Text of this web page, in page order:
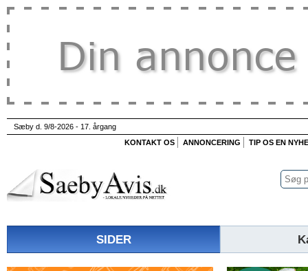
Sæby d. 9/8-2026 - 17. årgang
KONTAKT OS
ANNONCERING TIP OS EN
SIDER